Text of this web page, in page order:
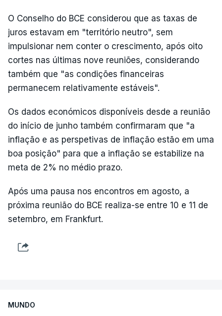
O Conselho do BCE considerou que as taxas de
juros estavam em "território neutro", sem
impulsionar nem conter o crescimento, após oito
cortes nas últimas nove reuniões, considerando
também que "as condições financeiras
permanecem relativamente estáveis".
Os dados económicos disponíveis desde a reunião
do início de junho também confirmaram que "a
inflação e as perspetivas de inflação estão em uma
boa posição" para que a inflação se estabilize na
meta de 2% no médio prazo.
Após uma pausa nos encontros em agosto, a
próxima reunião do BCE realiza-se entre 10 e 11 de
setembro, em Frankfurt.
MUNDO